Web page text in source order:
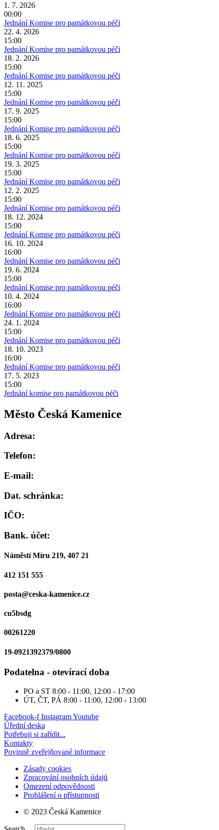
1. 7. 2026
00:00
Jednání Komise pro památkovou péči
22. 4. 2026
15:00
Jednání Komise pro památkovou péči
18. 2. 2026
15:00
Jednání Komise pro památkovou péči
12. 11. 2025
15:00
Jednání Komise pro památkovou péči
17. 9. 2025
15:00
Jednání Komise pro památkovou péči
18. 6. 2025
15:00
Jednání Komise pro památkovou péči
19. 3. 2025
15:00
Jednání Komise pro památkovou péči
12. 2. 2025
15:00
Jednání Komise pro památkovou péči
18. 12. 2024
15:00
Jednání Komise pro památkovou péči
16. 10. 2024
16:00
Jednání Komise pro památkovou péči
19. 6. 2024
15:00
Jednání Komise pro památkovou péči
10. 4. 2024
16:00
Jednání Komise pro památkovou péči
24. 1. 2024
15:00
Jednání Komise pro památkovou péči
18. 10. 2023
16:00
Jednání Komise pro památkovou péči
17. 5. 2023
15:00
Jednání komise pro památkovou péči
Město Česká Kamenice
Adresa:
Telefon:
E-mail:
Dat. schránka:
IČO:
Bank. účet:
Náměstí Míru 219, 407 21
412 151 555
posta@ceska-kamenice.cz
cu5bsdg
00261220
19-0921392379/0800
Podatelna - otevírací doba
PO a ST 8:00 - 11:00, 12:00 - 17:00
ÚT, ČT, PÁ 8:00 - 11:00, 12:00 - 13:00
Facebook-f InstagramYoutube
Úřední deska
Potřebuji si zařídit...
Kontakty
Povinně zveřejňované informace
Zásady cookies
Zpracování osobních údajů
Omezení odpovědnosti
Prohlášení o přístupnosti
© 2023 Česká Kamenice